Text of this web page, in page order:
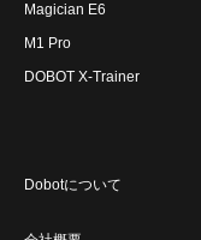
Magician E6
M1 Pro
DOBOT X-Trainer
Dobotについて